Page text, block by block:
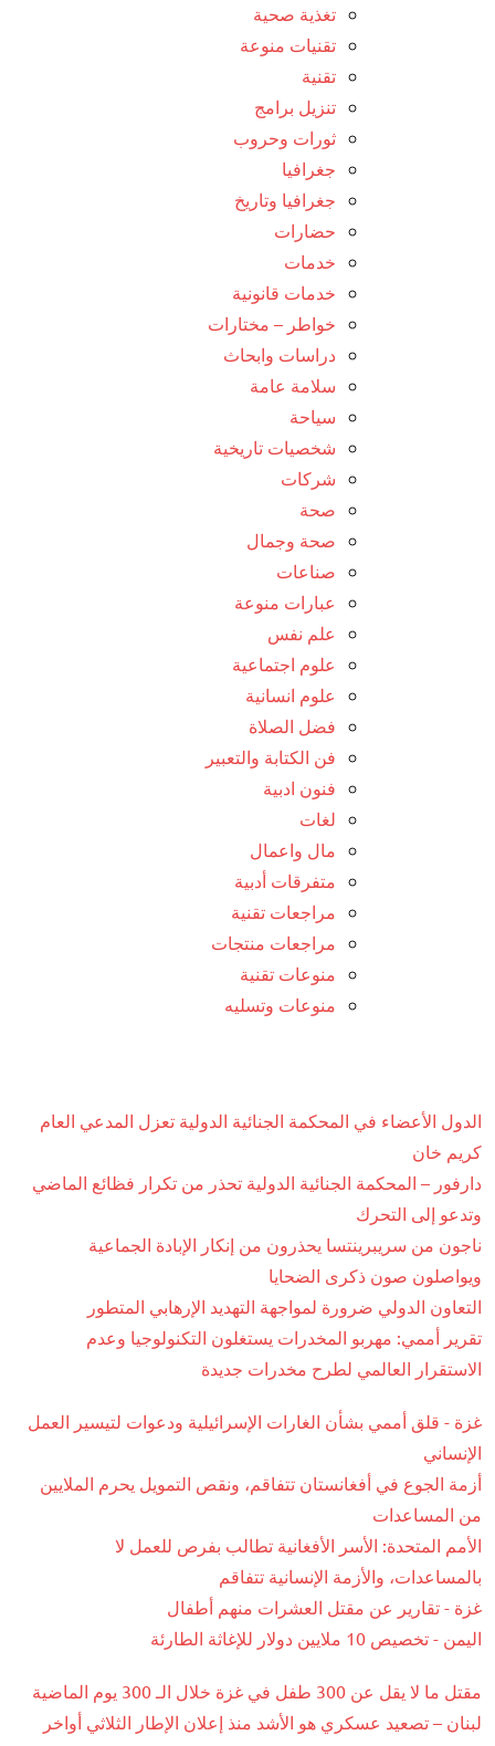
تغذية صحية
تقنيات منوعة
تقنية
تنزيل برامج
ثورات وحروب
جغرافيا
جغرافيا وتاريخ
حضارات
خدمات
خدمات قانونية
خواطر – مختارات
دراسات وابحاث
سلامة عامة
سياحة
شخصيات تاريخية
شركات
صحة
صحة وجمال
صناعات
عبارات منوعة
علم نفس
علوم اجتماعية
علوم انسانية
فضل الصلاة
فن الكتابة والتعبير
فنون ادبية
لغات
مال واعمال
متفرقات أدبية
مراجعات تقنية
مراجعات منتجات
منوعات تقنية
منوعات وتسليه
الدول الأعضاء في المحكمة الجنائية الدولية تعزل المدعي العام
كريم خان
دارفور – المحكمة الجنائية الدولية تحذر من تكرار فظائع الماضي
وتدعو إلى التحرك
ناجون من سريبرينتسا يحذرون من إنكار الإبادة الجماعية
ويواصلون صون ذكرى الضحايا
التعاون الدولي ضرورة لمواجهة التهديد الإرهابي المتطور
تقرير أممي: مهربو المخدرات يستغلون التكنولوجيا وعدم
الاستقرار العالمي لطرح مخدرات جديدة
غزة - قلق أممي بشأن الغارات الإسرائيلية ودعوات لتيسير العمل
الإنساني
أزمة الجوع في أفغانستان تتفاقم، ونقص التمويل يحرم الملايين
من المساعدات
الأمم المتحدة: الأسر الأفغانية تطالب بفرص للعمل لا
بالمساعدات، والأزمة الإنسانية تتفاقم
غزة - تقارير عن مقتل العشرات منهم أطفال
اليمن - تخصيص 10 ملايين دولار للإغاثة الطارئة
مقتل ما لا يقل عن 300 طفل في غزة خلال الـ 300 يوم الماضية
لبنان – تصعيد عسكري هو الأشد منذ إعلان الإطار الثلاثي أواخر